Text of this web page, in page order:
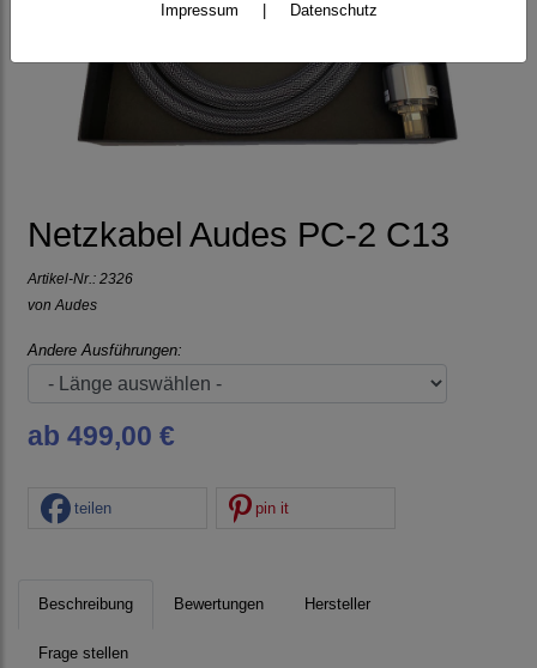
Netzkabel Audes PC-2 C13
Artikel-Nr.: 2326
von Audes
Andere Ausführungen:
ab 499,00 €
teilen pin it
Beschreibung Bewertungen Hersteller
Frage stellen
Impressum Datenschutz